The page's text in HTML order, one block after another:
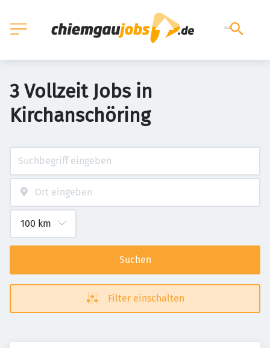
3 Vollzeit Jobs in
Kirchanschöring
Suchen
Filter einschalten